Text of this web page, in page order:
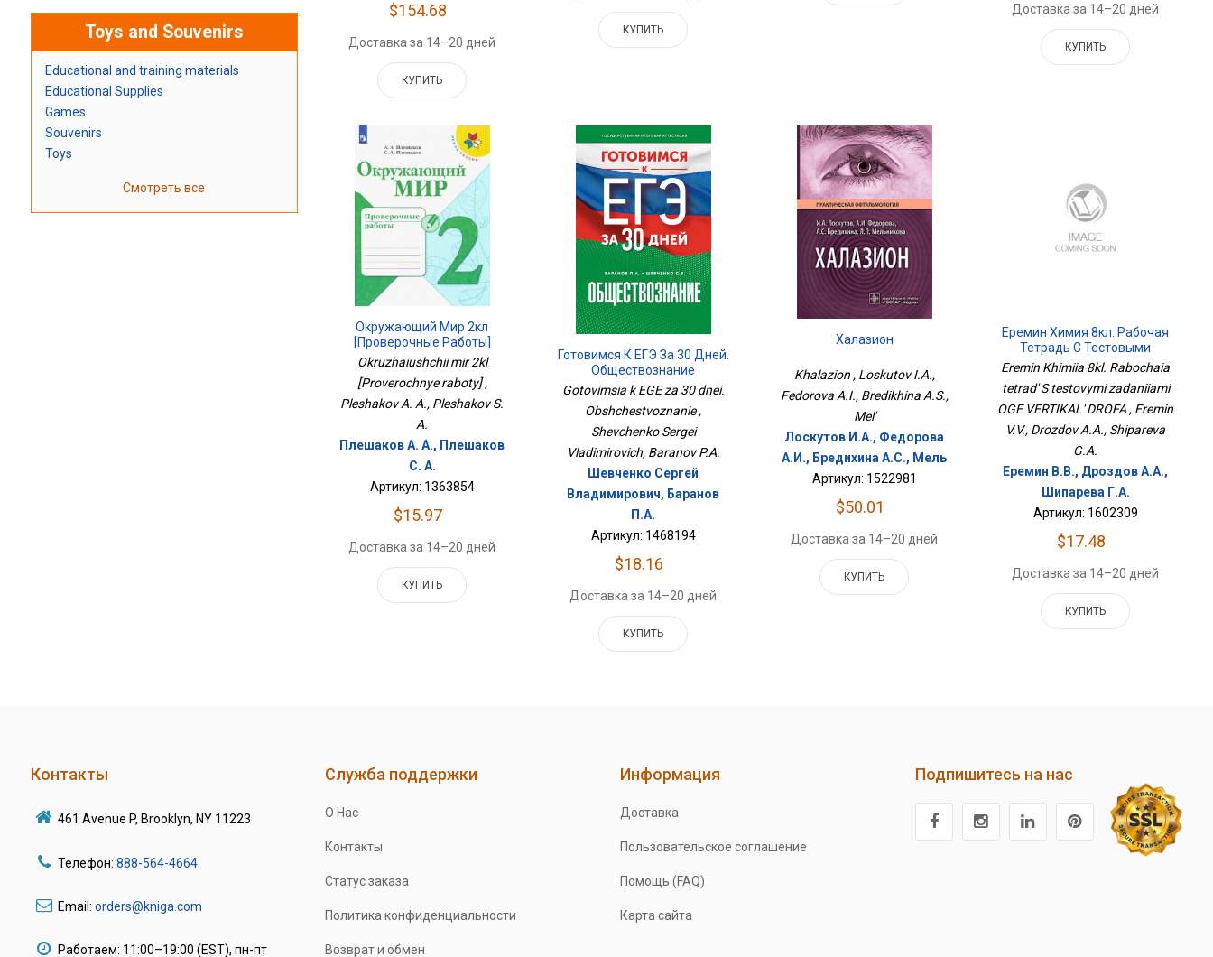
Toys and Souvenirs
Educational and training materials
Educational Supplies
Games
Souvenirs
Toys
Смотреть все
$154.68
Доставка за 14–20 дней
КУПИТЬ
КУПИТЬ
Доставка за 14–20 дней
КУПИТЬ
Окружающий Мир 2кл
[Проверочные Работы]
Okruzhaiushchii mir 2kl
[Proverochnye raboty] ,
Pleshakov A. A., Pleshakov S.
A.
Плешаков А. А., Плешаков
С. А.
Артикул: 1363854
$15.97
Доставка за 14–20 дней
КУПИТЬ
Готовимся К ЕГЭ За 30 Дней.
Обществознание
Gotovimsia k EGE za 30 dnei.
Obshchestvoznanie ,
Shevchenko Sergei
Vladimirovich, Baranov P.A.
Шевченко Сергей
Владимирович, Баранов
П.А.
Артикул: 1468194
$18.16
Доставка за 14–20 дней
КУПИТЬ
Халазион
Khalazion , Loskutov I.A.,
Fedorova A.I., Bredikhina A.S.,
Mel'
Лоскутов И.А., Федорова
А.И., Бредихина А.С., Мель
Артикул: 1522981
$50.01
Доставка за 14–20 дней
КУПИТЬ
Еремин Химия 8кл. Рабочая
Тетрадь С Тестовыми
Заданиями ОГЭ ВЕРТИКАЛЬ
Eremin Khimiia 8kl. Rabochaia
tetrad' S testovymi zadaniiami
OGE VERTIKAL' DROFA , Eremin
V.V., Drozdov A.A., Shipareva
G.A.
Еремин В.В., Дроздов А.А.,
Шипарева Г.А.
Артикул: 1602309
$17.48
Доставка за 14–20 дней
КУПИТЬ
Контакты
461 Avenue P, Brooklyn, NY 11223
Телефон: 888-564-4664
Email: orders@kniga.com
Работаем: 11:00–19:00 (EST), пн-пт
Служба поддержки
О Нас
Контакты
Статус заказа
Политика конфиденциальности
Возврат и обмен
Информация
Доставка
Пользовательское соглашение
Помощь (FAQ)
Карта сайта
Подпишитесь на нас